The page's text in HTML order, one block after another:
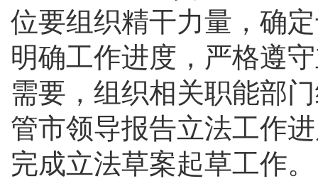
位要组织精干力量，确
明确工作进度，严格遵
需要，组织相关职能部
管市领导报告立法工作
完成立法草案起草工作。